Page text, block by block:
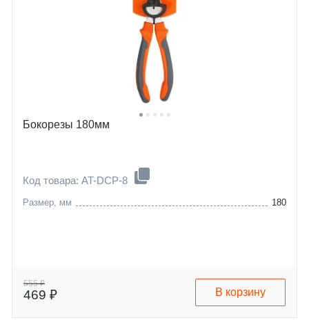
Бокорезы 180мм
Код товара: AT-DCP-8
Размер, мм 180
555 ₽
469 ₽ В корзину